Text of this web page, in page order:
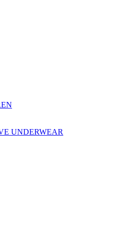
UNDERWEAR